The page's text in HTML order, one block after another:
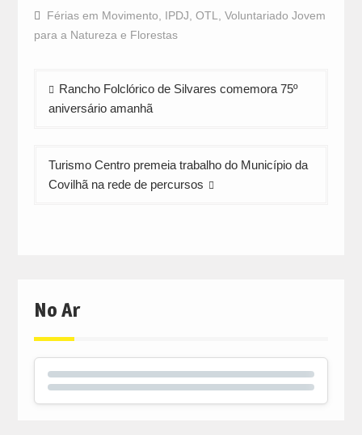
Facebook
(Opens
new
WhatsApp
(Opens
new
Twitter
(Opens
new
Férias em Movimento IPDJ OTL
Voluntariado Jovem
para a Natureza e Florestas
Navegação
de
Rancho Folclórico de Silvares comemora 75º
aniversário amanhã
Turismo Centro premeia trabalho do Município da
Covilhã na rede de percursos
No Ar